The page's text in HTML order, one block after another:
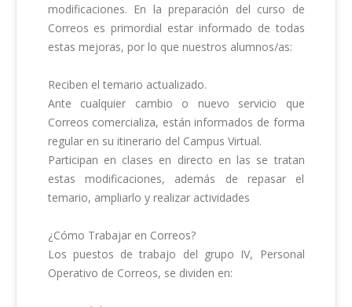
modificaciones. En la preparación del curso de
Correos es primordial estar informado de todas
estas mejoras, por lo que nuestros alumnos/as:
Reciben el temario actualizado.
Ante cualquier cambio o nuevo servicio que
Correos comercializa, están informados de forma
regular en su itinerario del Campus Virtual.
Participan en clases en directo en las se tratan
estas modificaciones, además de repasar el
temario, ampliarlo y realizar actividades
¿Cómo Trabajar en Correos?
Los puestos de trabajo del grupo IV, Personal
Operativo de Correos, se dividen en: